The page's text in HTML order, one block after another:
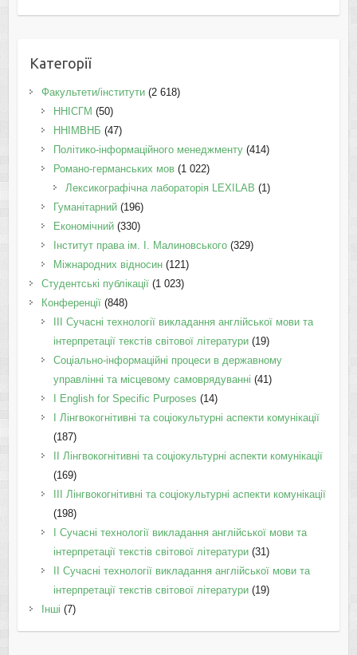
Категорії
Факультети/інститути(2 618)
ННІСГМ (50)
ННІМВНБ (47)
Політико-інформаційного менеджменту(414)
Романо-германських мов(1 022)
Лексикографічна лабораторія LEXILAB (1)
Гуманітарний(196)
Економічний(330)
Інститут права ім. І. Малиновського(329)
Міжнародних відносин(121)
Студентські публікації(1 023)
Конференції(848)
III Сучасні технології викладання англійської мови та
інтерпретації текстів світової літератури(19)
Соціально-інформаційні процеси в державному
управлінні та місцевому самоврядуванні (41)
І English for Specific Purposes (14)
I Лінгвокогнітивні та соціокультурні аспекти комунікації
(187)
IІ Лінгвокогнітивні та соціокультурні аспекти комунікації
(169)
IІI Лінгвокогнітивні та соціокультурні аспекти комунікації
(198)
I Cучасні технології викладання англійської мови та
інтерпретації текстів світової літератури(31)
II Cучасні технології викладання англійської мови та
інтерпретації текстів світової літератури(19)
Інші (7)